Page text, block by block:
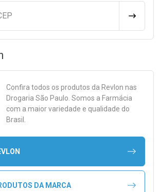
Confira todos os produtos da Revlon nas
Drogaria São Paulo. Somos a Farmácia
com a maior variedade e qualidade do
Brasil.
DA MARCA